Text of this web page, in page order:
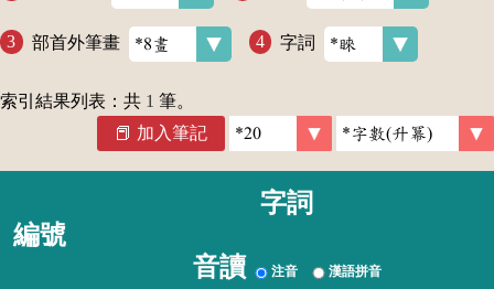
部首外筆畫 字詞
索引結果列表：共 1 筆。
加入筆記
編號
字詞
音讀 注音 漢語拼音